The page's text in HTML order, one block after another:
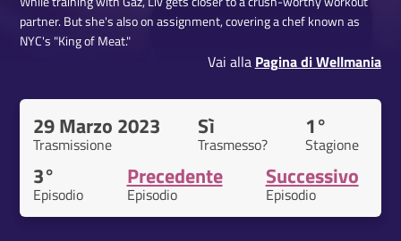
partner. But she's also on assignment, covering a chef known as
NYC's "King of Meat."
Vai alla Pagina di Wellmania
29 Marzo 2023
Trasmissione
Sì
Trasmesso?
1°
Stagione
3°
Episodio
Precedente
Episodio
Successivo
Episodio